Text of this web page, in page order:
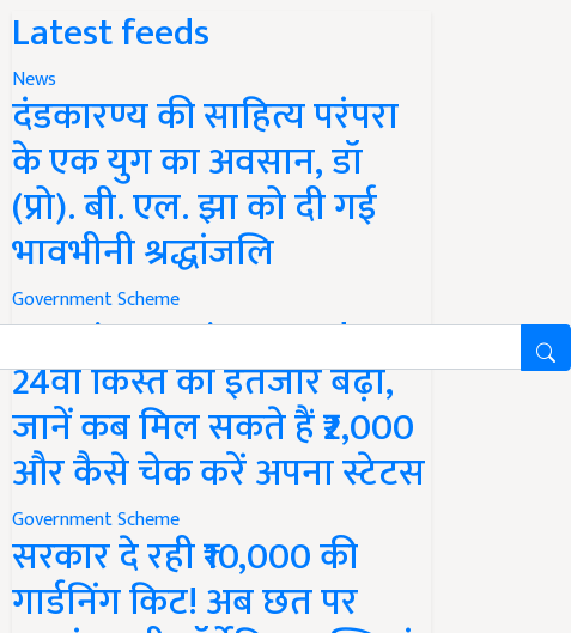
Latest feeds
News
दंडकारण्य की साहित्य परंपरा
के एक युग का अवसान, डॉ
(प्रो). बी. एल. झा को दी गई
भावभीनी श्रद्धांजलि
Government Scheme
PM Kisan Yojana Update:
24वीं किस्त का इंतजार बढ़ा,
जानें कब मिल सकते हैं ₹2,000
और कैसे चेक करें अपना स्टेटस
Government Scheme
सरकार दे रही ₹10,000 की
गार्डनिंग किट! अब छत पर